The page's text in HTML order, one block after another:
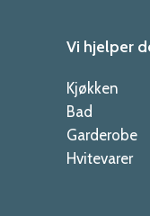
Vi hjelper
Kjøkken
Bad
Garderobe
Hvitevarer